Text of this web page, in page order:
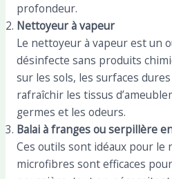
profondeur.
Nettoyeur à vapeur
Le nettoyeur à vapeur est un
désinfecte sans produits
sur les sols, les surfaces
rafraîchir les tissus
germes et les odeurs.
Balai à franges ou serpillère
Ces outils sont idéaux pour le
microfibres sont efficaces